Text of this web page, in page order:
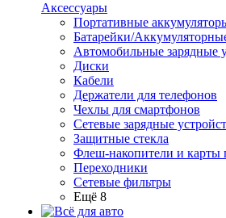
Аксессуары
Портативные
Батарейки/
Автомобильные зарядные
Диски
Кабели
Держатели для телефонов
Чехлы для смартфонов
Сетевые зарядные
Защитные стекла
Флеш-накопители и карты
Переходники
Сетевые фильтры
Ещё 8